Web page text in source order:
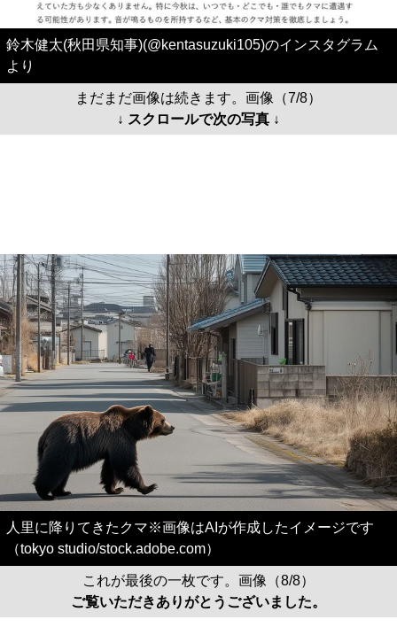
鈴木健太(秋田県知事)(@kentasuzuki105)のインスタグラム
より
まだまだ画像は続きます。画像（7/8）
↓ スクロールで次の写真 ↓
人里に降りてきたクマ※画像はAIが作成したイメージです
（tokyo studio/stock.adobe.com）
これが最後の一枚です。画像（8/8）
ご覧いただきありがとうございました。